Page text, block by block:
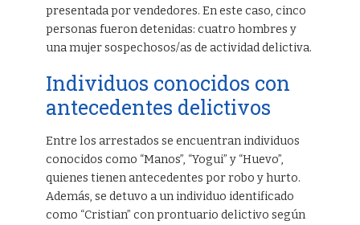
presentada por vendedores. En este caso, cinco
personas fueron detenidas: cuatro hombres y
una mujer sospechosos/as de actividad delictiva.
Individuos conocidos con
antecedentes delictivos
Entre los arrestados se encuentran individuos
conocidos como “Manos”, “Yogui” y “Huevo”,
quienes tienen antecedentes por robo y hurto.
Además, se detuvo a un individuo identificado
como “Cristian” con prontuario delictivo según